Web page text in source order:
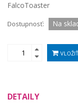
FalcoToaster
Dostupnosť: Na
DETAILY